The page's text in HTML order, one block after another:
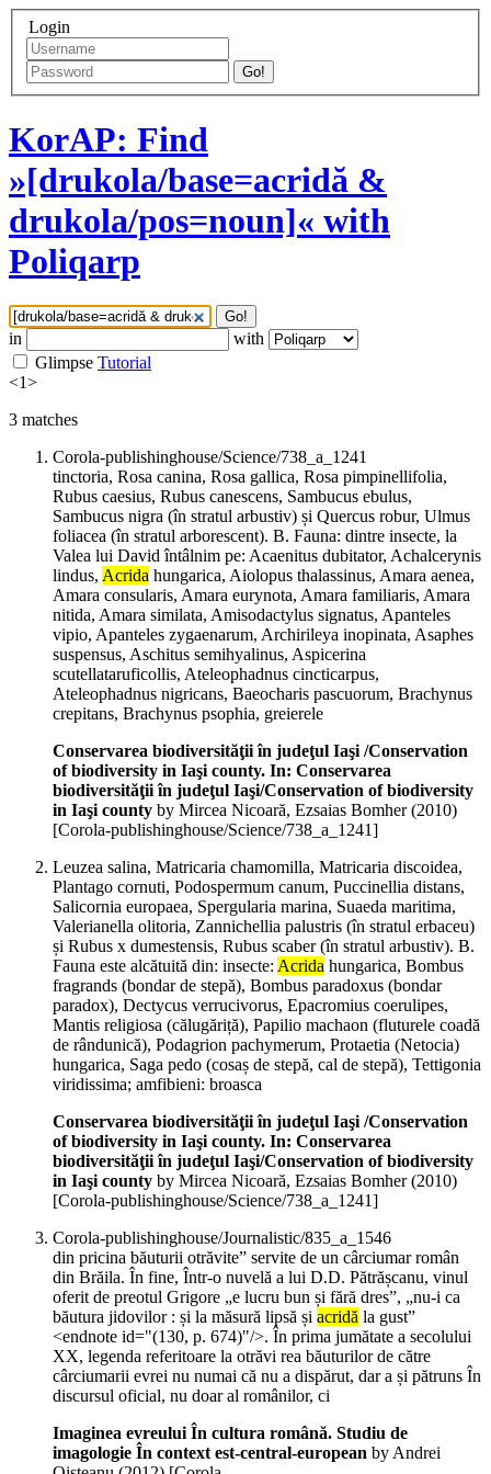
Login
Go!
KorAP: Find
»[drukola/base=acridă &
drukola/pos=noun]« with
Poliqarp
Go!
in
with
Glimpse Tutorial
<1>
3 matches
Corola-publishinghouse/Science/738_a_1241
tinctoria, Rosa canina, Rosa gallica, Rosa pimpinellifolia,
Rubus caesius, Rubus canescens, Sambucus ebulus,
Sambucus nigra (în stratul arbustiv) și Quercus robur, Ulmus
foliacea (în stratul arborescent). B. Fauna: dintre insecte, la
Valea lui David întâlnim pe: Acaenitus dubitator, Achalcerynis
lindus, Acrida hungarica, Aiolopus thalassinus, Amara aenea,
Amara consularis, Amara eurynota, Amara familiaris, Amara
nitida, Amara similata, Amisodactylus signatus, Apanteles
vipio, Apanteles zygaenarum, Archirileya inopinata, Asaphes
suspensus, Aschitus semihyalinus, Aspicerina
scutellataruficollis, Ateleophadnus cincticarpus,
Ateleophadnus nigricans, Baeocharis pascuorum, Brachynus
crepitans, Brachynus psophia, greierele
Conservarea biodiversităţii în judeţul Iaşi /Conservation
of biodiversity in Iaşi county. In: Conservarea
biodiversităţii în judeţul Iaşi/Conservation of biodiversity
in Iaşi county by Mircea Nicoară, Ezsaias Bomher (2010)
[Corola-publishinghouse/Science/738_a_1241]
Leuzea salina, Matricaria chamomilla, Matricaria discoidea,
Plantago cornuti, Podospermum canum, Puccinellia distans,
Salicornia europaea, Spergularia marina, Suaeda maritima,
Valerianella olitoria, Zannichellia palustris (în stratul erbaceu)
și Rubus x dumestensis, Rubus scaber (în stratul arbustiv). B.
Fauna este alcătuită din: insecte: Acrida hungarica, Bombus
fragrands (bondar de stepă), Bombus paradoxus (bondar
paradox), Dectycus verrucivorus, Epacromius coerulipes,
Mantis religiosa (călugăriță), Papilio machaon (fluturele coadă
de rândunică), Podagrion pachymerum, Protaetia (Netocia)
hungarica, Saga pedo (cosaș de stepă, cal de stepă), Tettigonia
viridissima; amfibieni: broasca
Conservarea biodiversităţii în judeţul Iaşi /Conservation
of biodiversity in Iaşi county. In: Conservarea
biodiversităţii în judeţul Iaşi/Conservation of biodiversity
in Iaşi county by Mircea Nicoară, Ezsaias Bomher (2010)
[Corola-publishinghouse/Science/738_a_1241]
Corola-publishinghouse/Journalistic/835_a_1546
din pricina băuturii otrăvite” servite de un cârciumar român
din Brăila. În fine, Într-o nuvelă a lui D.D. Pătrășcanu, vinul
oferit de preotul Grigore „e lucru bun și fără dres”, „nu-i ca
băutura jidovilor : și la măsură lipsă și acridă la gust”
<endnote id="(130, p. 674)"/>. În prima jumătate a secolului
XX, legenda referitoare la otrăvi rea băuturilor de către
cârciumarii evrei nu numai că nu a dispărut, dar a și pătruns În
discursul oficial, nu doar al românilor, ci
Imaginea evreului În cultura română. Studiu de
imagologie În context est­-central-european by Andrei